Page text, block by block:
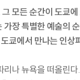
네가 이 후배를 얼마
네의 그림을 줄지어
그림을 사라고 부추
모든 순간이 도쿄
가장 특별한 예술의
쿄에서 만나는 인상
리나 뉴욕을 떠올린